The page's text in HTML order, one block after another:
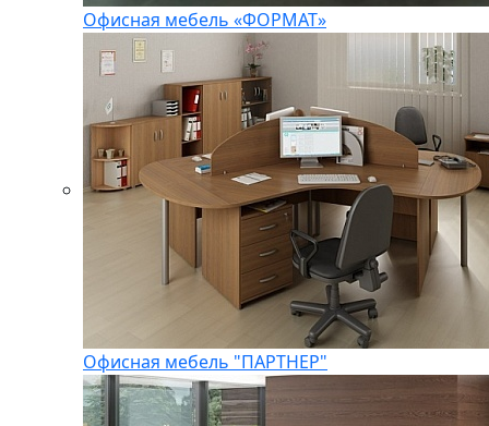
Офисная мебель «ФОРМАТ»
Офисная мебель "ПАРТНЕР"